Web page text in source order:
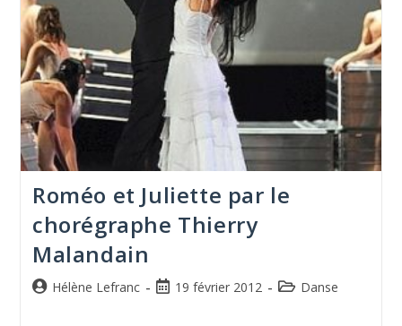
Roméo et Juliette par le
chorégraphe Thierry
Malandain
Hélène Lefranc 19 février 2012 Danse